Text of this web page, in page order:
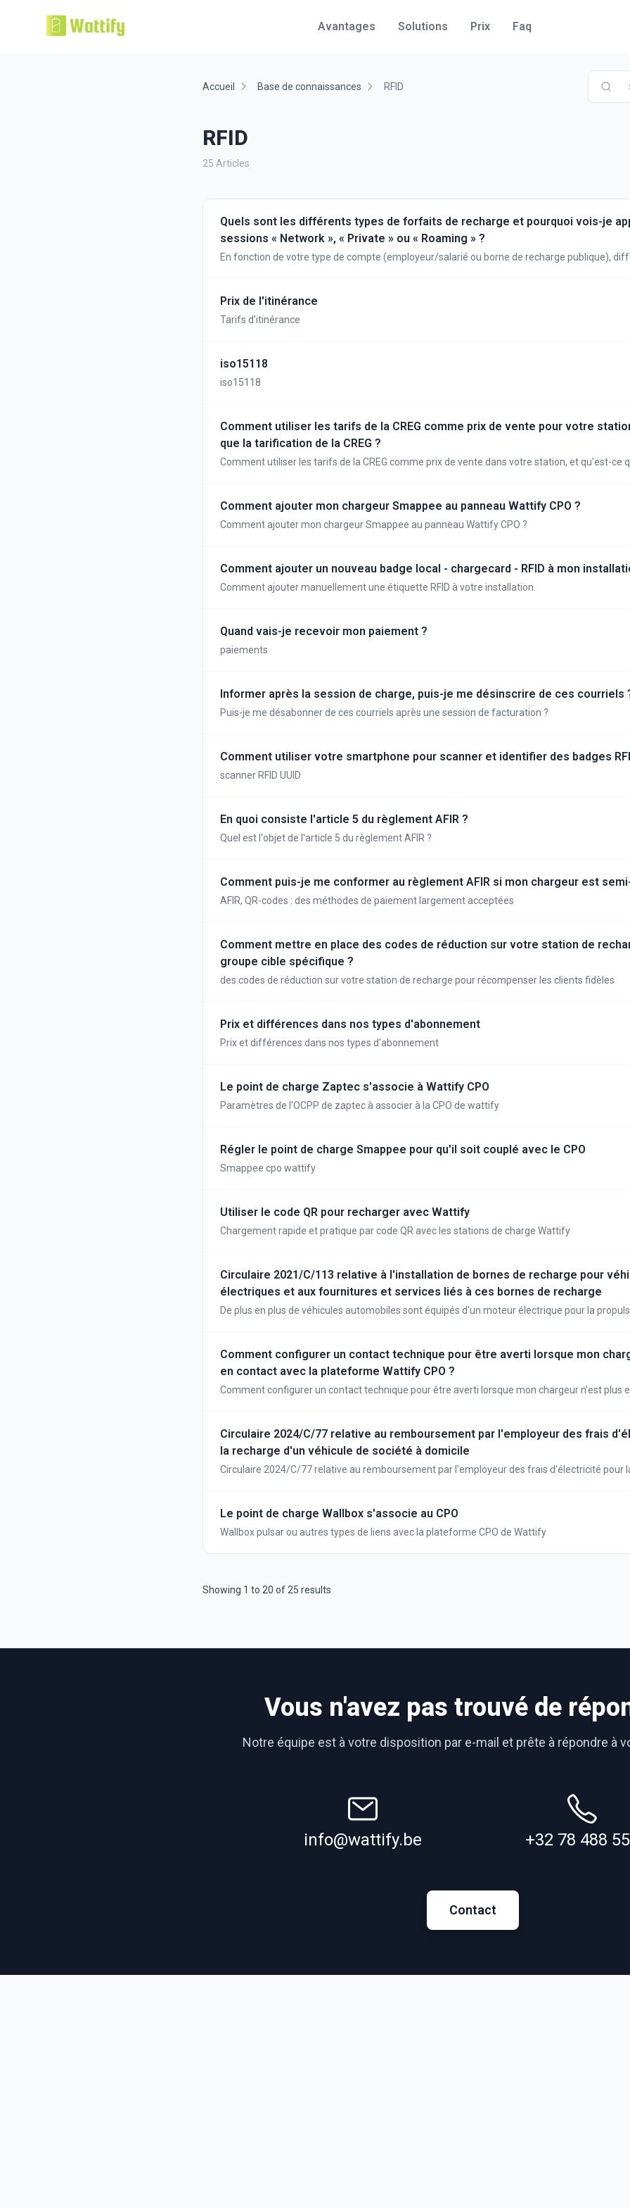
Avantages Solutions Prix Faq
Accueil Base de connaissances RFID
RFID
25 Articles
Quels sont les différents types de forfaits de recharge et pourquoi vois-je
sessions « Network », « Private » ou « Roaming » ?
En fonction de votre type de compte (employeur/salarié ou borne de recharge publique),
Prix de l'itinérance
Tarifs d'itinérance
iso15118
iso15118
Comment utiliser les tarifs de la CREG comme prix de vente pour votre
que la tarification de la CREG ?
Comment utiliser les tarifs de la CREG comme prix de vente dans votre station, et qu'est-ce
Comment ajouter mon chargeur Smappee au panneau Wattify CPO ?
Comment ajouter mon chargeur Smappee au panneau Wattify CPO ?
Comment ajouter un nouveau badge local - chargecard - RFID à mon
Comment ajouter manuellement une étiquette RFID à votre installation.
Quand vais-je recevoir mon paiement ?
paiements
Informer après la session de charge, puis-je me désinscrire de ces courriels
Puis-je me désabonner de ces courriels après une session de facturation ?
Comment utiliser votre smartphone pour scanner et identifier des badges
scanner RFID UUID
En quoi consiste l'article 5 du règlement AFIR ?
Quel est l'objet de l'article 5 du règlement AFIR ?
Comment puis-je me conformer au règlement AFIR si mon chargeur est
AFIR, QR-codes : des méthodes de paiement largement acceptées
Comment mettre en place des codes de réduction sur votre station de
groupe cible spécifique ?
des codes de réduction sur votre station de recharge pour récompenser les clients fidèles
Prix et différences dans nos types d'abonnement
Prix et différences dans nos types d'abonnement
Le point de charge Zaptec s'associe à Wattify CPO
Paramètres de l'OCPP de zaptec à associer à la CPO de wattify
Régler le point de charge Smappee pour qu'il soit couplé avec le CPO
Smappee cpo wattify
Utiliser le code QR pour recharger avec Wattify
Chargement rapide et pratique par code QR avec les stations de charge Wattify
Circulaire 2021/C/113 relative à l'installation de bornes de recharge pour
électriques et aux fournitures et services liés à ces bornes de recharge
De plus en plus de véhicules automobiles sont équipés d'un moteur électrique pour la
moteur électrique (ci-après dénommés véhicules électriques) peuvent être alimentés en
par l'intermédiaire d'une station de charge. Aux fins de la présente circulaire, la station de
les bornes de charge et les points de charge qui consistent en un raccordement électrique
le branchement du véhicule électrique. Les stations de charge comprennent les stations de
généralement qualifiées de biens immeubles par destination et conservent leur caractère
dispositions de la législation sur la TVA. Les fabricants proposent cette infrastructure de
qui permet de recharger la batterie d'une voiture électrique à différents endroits (par
droit à la déduction de la TVA.
Comment configurer un contact technique pour être averti lorsque mon
en contact avec la plateforme Wattify CPO ?
Comment configurer un contact technique pour être averti lorsque mon chargeur n'est plus
Circulaire 2024/C/77 relative au remboursement par l'employeur des frais
la recharge d'un véhicule de société à domicile
Circulaire 2024/C/77 relative au remboursement par l'employeur des frais d'électricité pour
Le point de charge Wallbox s'associe au CPO
Wallbox pulsar ou autres types de liens avec la plateforme CPO de Wattify
Showing 1 to 20 of 25 results
Vous n'avez pas trouvé de
Notre équipe est à votre disposition par e-mail et prête à répondre à
info@wattify.be +32 78 488
Contact